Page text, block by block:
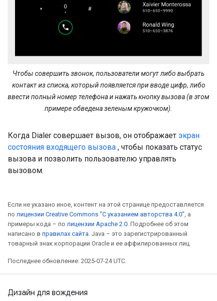
Чтобы совершить звонок, пользователи могут либо выбрать
контакт из списка, который появляется при вводе цифр, либо
ввести полный номер телефона и нажать кнопку вызова (в этом
примере обведена зеленым кружочком).
Когда Dialer совершает вызов, он отображает экран
состояния входящего вызова , чтобы показать статус
вызова и позволить пользователю управлять
вызовом.
Если не указано иное, контент на этой странице предоставляется
по лицензии Creative Commons "С указанием авторства 4.0", а
примеры кода – по лицензии Apache 2.0. Подробнее об этом
написано в правилах сайта. Java – это зарегистрированный
товарный знак корпорации Oracle и ее аффилированных лиц.
Последнее обновление: 2025-07-24 UTC.
Дизайн для вождения